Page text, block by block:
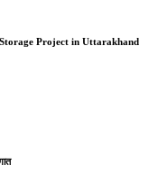
Project in Uttarakhand